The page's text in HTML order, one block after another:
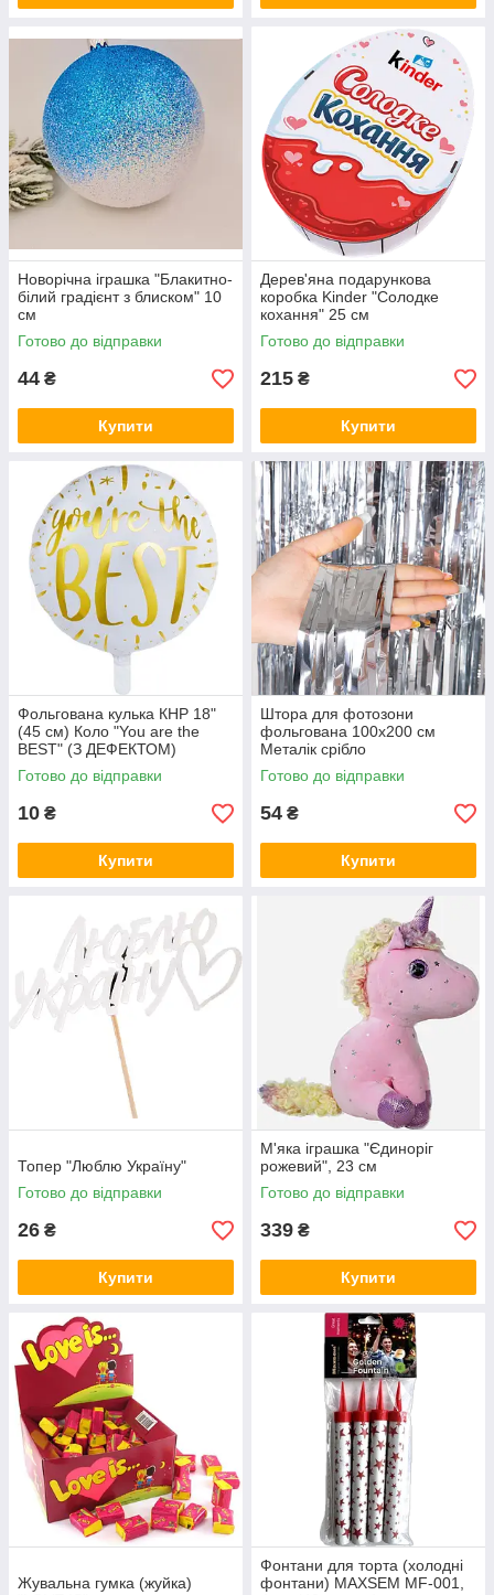
Новорічна іграшка "Блакитно-
білий градієнт з блиском" 10
см
Готово до відправки
44 ₴
Купити
Дерев'яна подарункова
коробка Kinder "Солодке
кохання" 25 см
Готово до відправки
215 ₴
Купити
Фольгована кулька КНР 18"
(45 см) Коло "You are the
BEST" (З ДЕФЕКТОМ)
Готово до відправки
10 ₴
Купити
Штора для фотозони
фольгована 100х200 см
Металік срібло
Готово до відправки
54 ₴
Купити
Топер "Люблю Україну"
Готово до відправки
26 ₴
Купити
М'яка іграшка "Єдиноріг
рожевий", 23 см
Готово до відправки
339 ₴
Купити
Жувальна гумка (жуйка)
Фонтани для торта (холодні
фонтани) MAXSEM MF-001,